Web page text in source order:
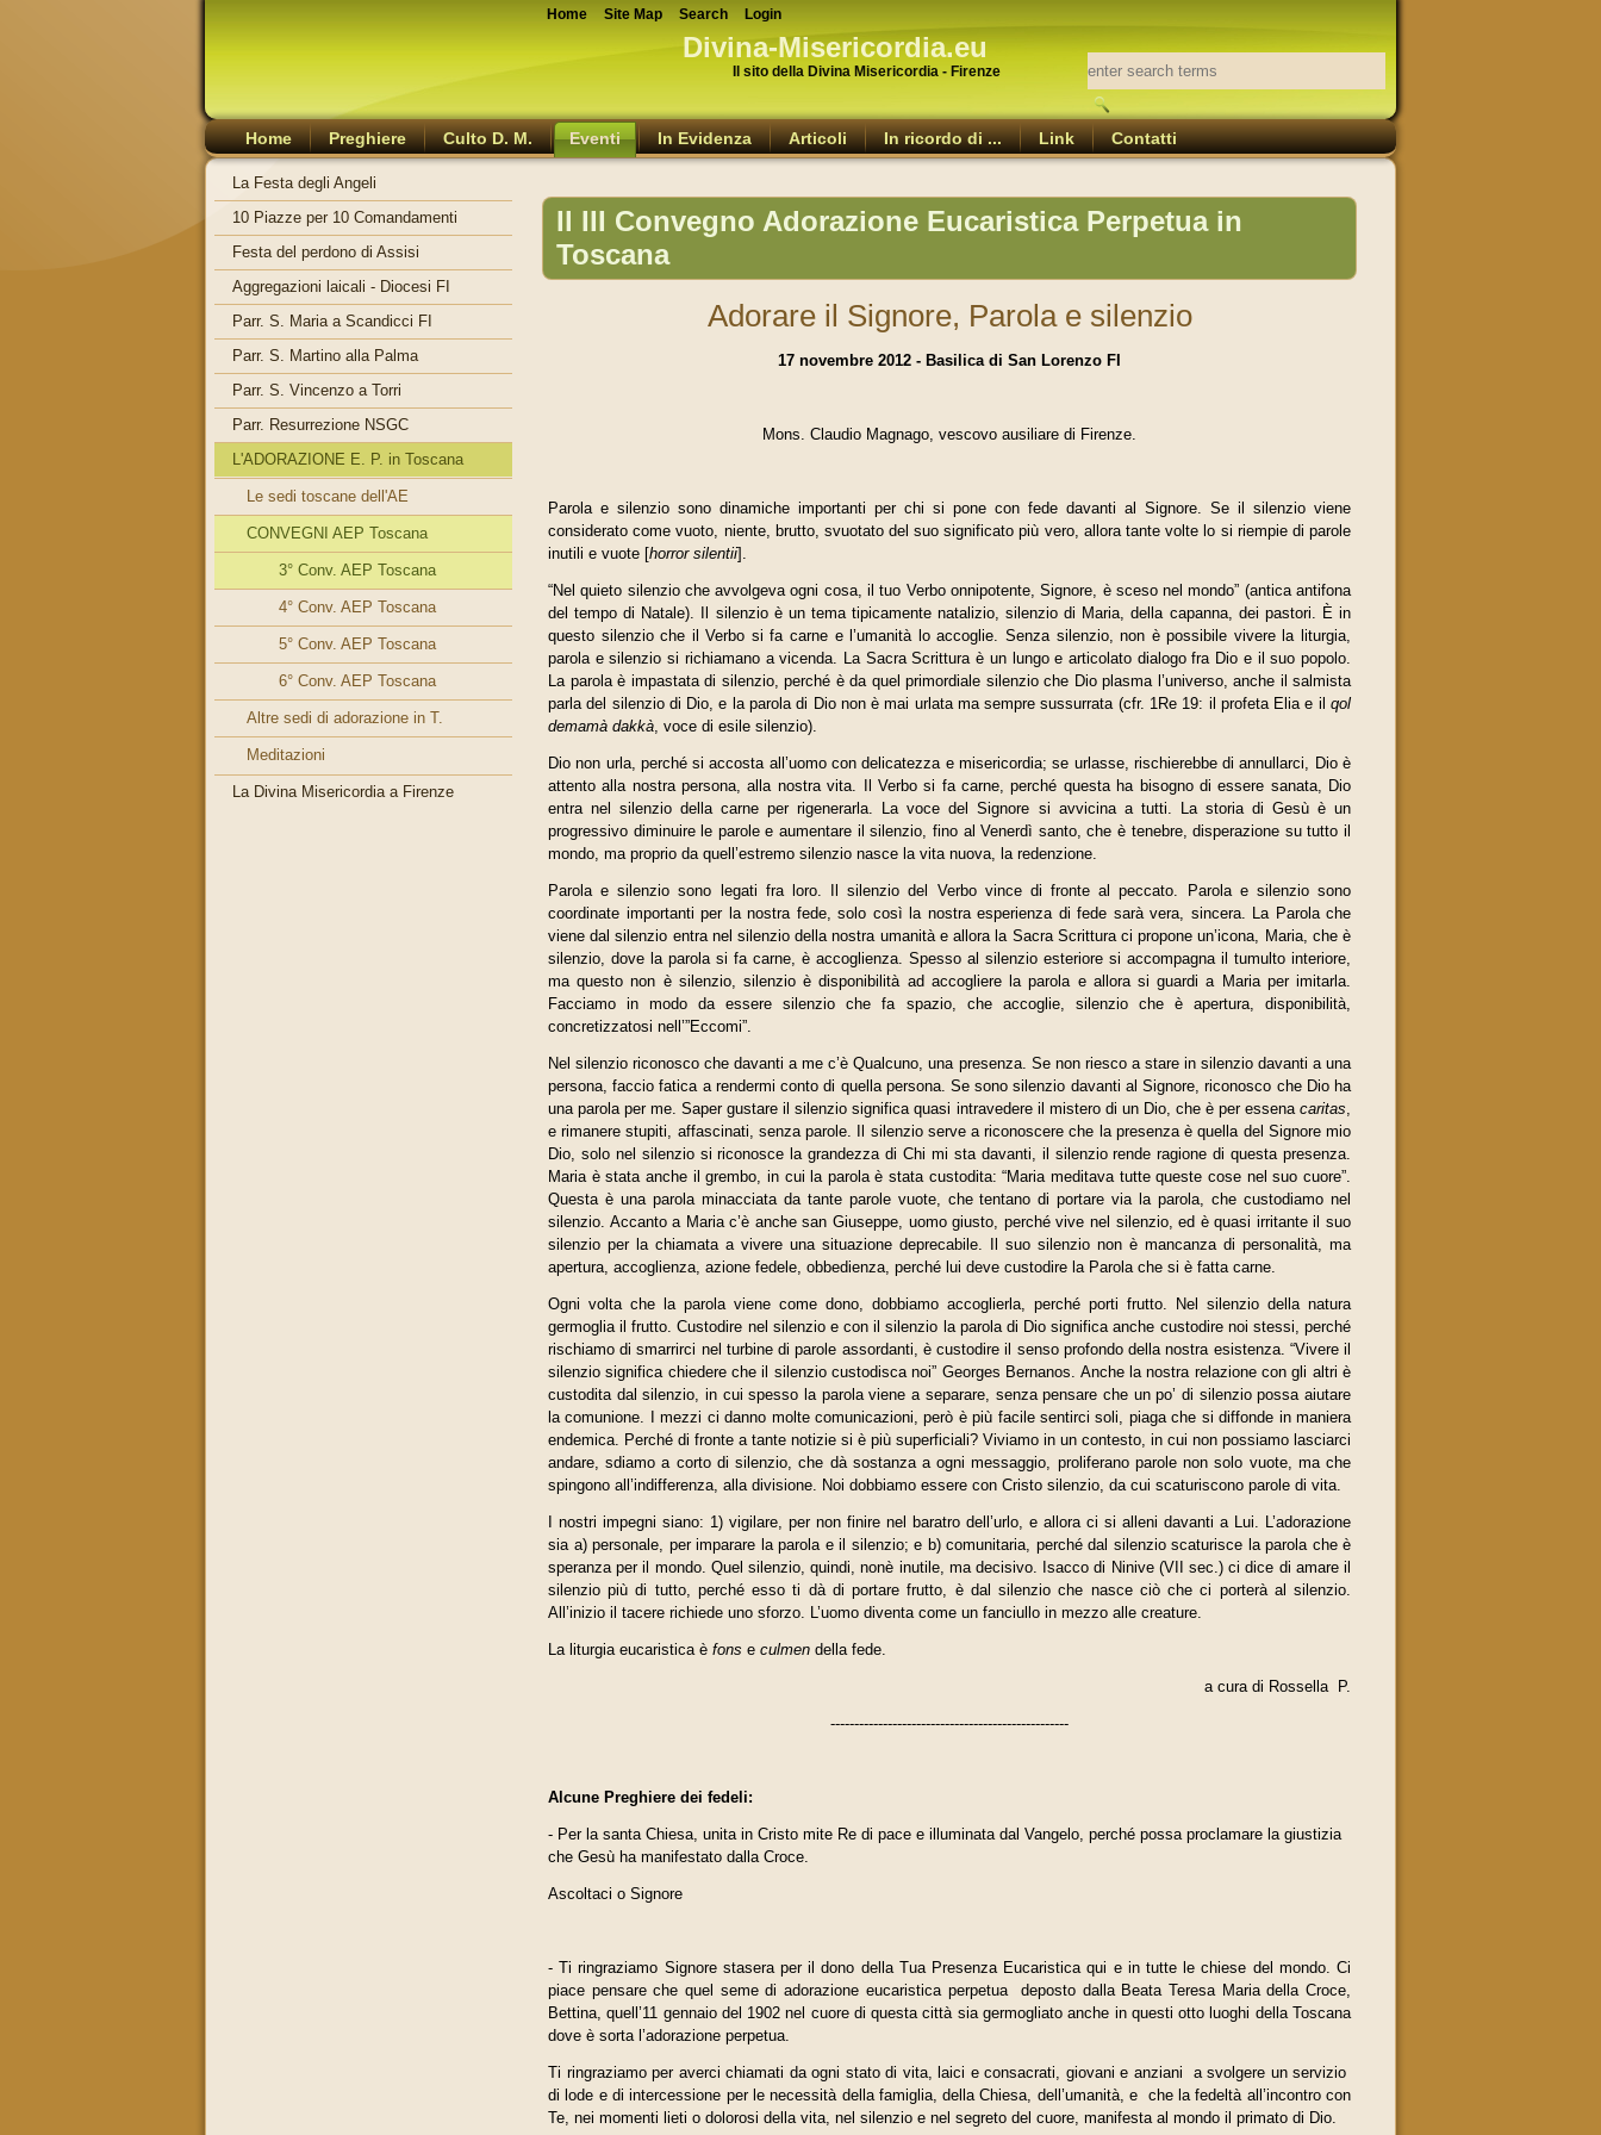
Divina-Misericordia.eu
Il sito della Divina Misericordia - Firenze
Home Preghiere Culto D. M. Eventi In Evidenza Articoli In ricordo di ... Link Contatti
La Festa degli Angeli
10 Piazze per 10 Comandamenti
Festa del perdono di Assisi
Aggregazioni laicali - Diocesi FI
Parr. S. Maria a Scandicci FI
Parr. S. Martino alla Palma
Parr. S. Vincenzo a Torri
Parr. Resurrezione NSGC
L'ADORAZIONE E. P. in Toscana
Le sedi toscane dell'AE
CONVEGNI AEP Toscana
3° Conv. AEP Toscana
4° Conv. AEP Toscana
5° Conv. AEP Toscana
6° Conv. AEP Toscana
Altre sedi di adorazione in T.
Meditazioni
La Divina Misericordia a Firenze
Il III Convegno Adorazione Eucaristica Perpetua in
Toscana
Adorare il Signore, Parola e silenzio
17 novembre 2012 - Basilica di San Lorenzo FI
Mons. Claudio Magnago, vescovo ausiliare di Firenze.
Parola e silenzio sono dinamiche importanti per chi si pone con fede davanti al Signore. Se il silenzio viene
considerato come vuoto, niente, brutto, svuotato del suo significato più vero, allora tante volte lo si riempie di parole
inutili e vuote [horror silentii].
“Nel quieto silenzio che avvolgeva ogni cosa, il tuo Verbo onnipotente, Signore, è sceso nel mondo” (antica antifona
del tempo di Natale). Il silenzio è un tema tipicamente natalizio, silenzio di Maria, della capanna, dei pastori. È in
questo silenzio che il Verbo si fa carne e l’umanità lo accoglie. Senza silenzio, non è possibile vivere la liturgia,
parola e silenzio si richiamano a vicenda. La Sacra Scrittura è un lungo e articolato dialogo fra Dio e il suo popolo.
La parola è impastata di silenzio, perché è da quel primordiale silenzio che Dio plasma l’universo, anche il salmista
parla del silenzio di Dio, e la parola di Dio non è mai urlata ma sempre sussurrata (cfr. 1Re 19: il profeta Elia e il qol
demamà dakkà, voce di esile silenzio).
Dio non urla, perché si accosta all’uomo con delicatezza e misericordia; se urlasse, rischierebbe di annullarci, Dio è
attento alla nostra persona, alla nostra vita. Il Verbo si fa carne, perché questa ha bisogno di essere sanata, Dio
entra nel silenzio della carne per rigenerarla. La voce del Signore si avvicina a tutti. La storia di Gesù è un
progressivo diminuire le parole e aumentare il silenzio, fino al Venerdì santo, che è tenebre, disperazione su tutto il
mondo, ma proprio da quell’estremo silenzio nasce la vita nuova, la redenzione.
Parola e silenzio sono legati fra loro. Il silenzio del Verbo vince di fronte al peccato. Parola e silenzio sono
coordinate importanti per la nostra fede, solo così la nostra esperienza di fede sarà vera, sincera. La Parola che
viene dal silenzio entra nel silenzio della nostra umanità e allora la Sacra Scrittura ci propone un’icona, Maria, che è
silenzio, dove la parola si fa carne, è accoglienza. Spesso al silenzio esteriore si accompagna il tumulto interiore,
ma questo non è silenzio, silenzio è disponibilità ad accogliere la parola e allora si guardi a Maria per imitarla.
Facciamo in modo da essere silenzio che fa spazio, che accoglie, silenzio che è apertura, disponibilità,
concretizzatosi nell’”Eccomi”.
Nel silenzio riconosco che davanti a me c’è Qualcuno, una presenza. Se non riesco a stare in silenzio davanti a una
persona, faccio fatica a rendermi conto di quella persona. Se sono silenzio davanti al Signore, riconosco che Dio ha
una parola per me. Saper gustare il silenzio significa quasi intravedere il mistero di un Dio, che è per essena caritas,
e rimanere stupiti, affascinati, senza parole. Il silenzio serve a riconoscere che la presenza è quella del Signore mio
Dio, solo nel silenzio si riconosce la grandezza di Chi mi sta davanti, il silenzio rende ragione di questa presenza.
Maria è stata anche il grembo, in cui la parola è stata custodita: “Maria meditava tutte queste cose nel suo cuore”.
Questa è una parola minacciata da tante parole vuote, che tentano di portare via la parola, che custodiamo nel
silenzio. Accanto a Maria c’è anche san Giuseppe, uomo giusto, perché vive nel silenzio, ed è quasi irritante il suo
silenzio per la chiamata a vivere una situazione deprecabile. Il suo silenzio non è mancanza di personalità, ma
apertura, accoglienza, azione fedele, obbedienza, perché lui deve custodire la Parola che si è fatta carne.
Ogni volta che la parola viene come dono, dobbiamo accoglierla, perché porti frutto. Nel silenzio della natura
germoglia il frutto. Custodire nel silenzio e con il silenzio la parola di Dio significa anche custodire noi stessi, perché
rischiamo di smarrirci nel turbine di parole assordanti, è custodire il senso profondo della nostra esistenza. “Vivere il
silenzio significa chiedere che il silenzio custodisca noi” Georges Bernanos. Anche la nostra relazione con gli altri è
custodita dal silenzio, in cui spesso la parola viene a separare, senza pensare che un po’ di silenzio possa aiutare
la comunione. I mezzi ci danno molte comunicazioni, però è più facile sentirci soli, piaga che si diffonde in maniera
endemica. Perché di fronte a tante notizie si è più superficiali? Viviamo in un contesto, in cui non possiamo lasciarci
andare, sdiamo a corto di silenzio, che dà sostanza a ogni messaggio, proliferano parole non solo vuote, ma che
spingono all’indifferenza, alla divisione. Noi dobbiamo essere con Cristo silenzio, da cui scaturiscono parole di vita.
I nostri impegni siano: 1) vigilare, per non finire nel baratro dell’urlo, e allora ci si alleni davanti a Lui. L’adorazione
sia a) personale, per imparare la parola e il silenzio; e b) comunitaria, perché dal silenzio scaturisce la parola che è
speranza per il mondo. Quel silenzio, quindi, nonè inutile, ma decisivo. Isacco di Ninive (VII sec.) ci dice di amare il
silenzio più di tutto, perché esso ti dà di portare frutto, è dal silenzio che nasce ciò che ci porterà al silenzio.
All’inizio il tacere richiede uno sforzo. L’uomo diventa come un fanciullo in mezzo alle creature.
La liturgia eucaristica è fons e culmen della fede.
a cura di Rossella P.
--------------------------------------------------
Alcune Preghiere dei fedeli:
- Per la santa Chiesa, unita in Cristo mite Re di pace e illuminata dal Vangelo, perché possa proclamare la giustizia
che Gesù ha manifestato dalla Croce.
Ascoltaci o Signore
- Ti ringraziamo Signore stasera per il dono della Tua Presenza Eucaristica qui e in tutte le chiese del mondo. Ci
piace pensare che quel seme di adorazione eucaristica perpetua deposto dalla Beata Teresa Maria della Croce,
Bettina, quell’11 gennaio del 1902 nel cuore di questa città sia germogliato anche in questi otto luoghi della Toscana
dove è sorta l’adorazione perpetua.
Ti ringraziamo per averci chiamati da ogni stato di vita, laici e consacrati, giovani e anziani a svolgere un servizio
di lode e di intercessione per le necessità della famiglia, della Chiesa, dell’umanità, e che la fedeltà all’incontro con
Te, nei momenti lieti o dolorosi della vita, nel silenzio e nel segreto del cuore, manifesta al mondo il primato di Dio.
Home Site Map Search Login